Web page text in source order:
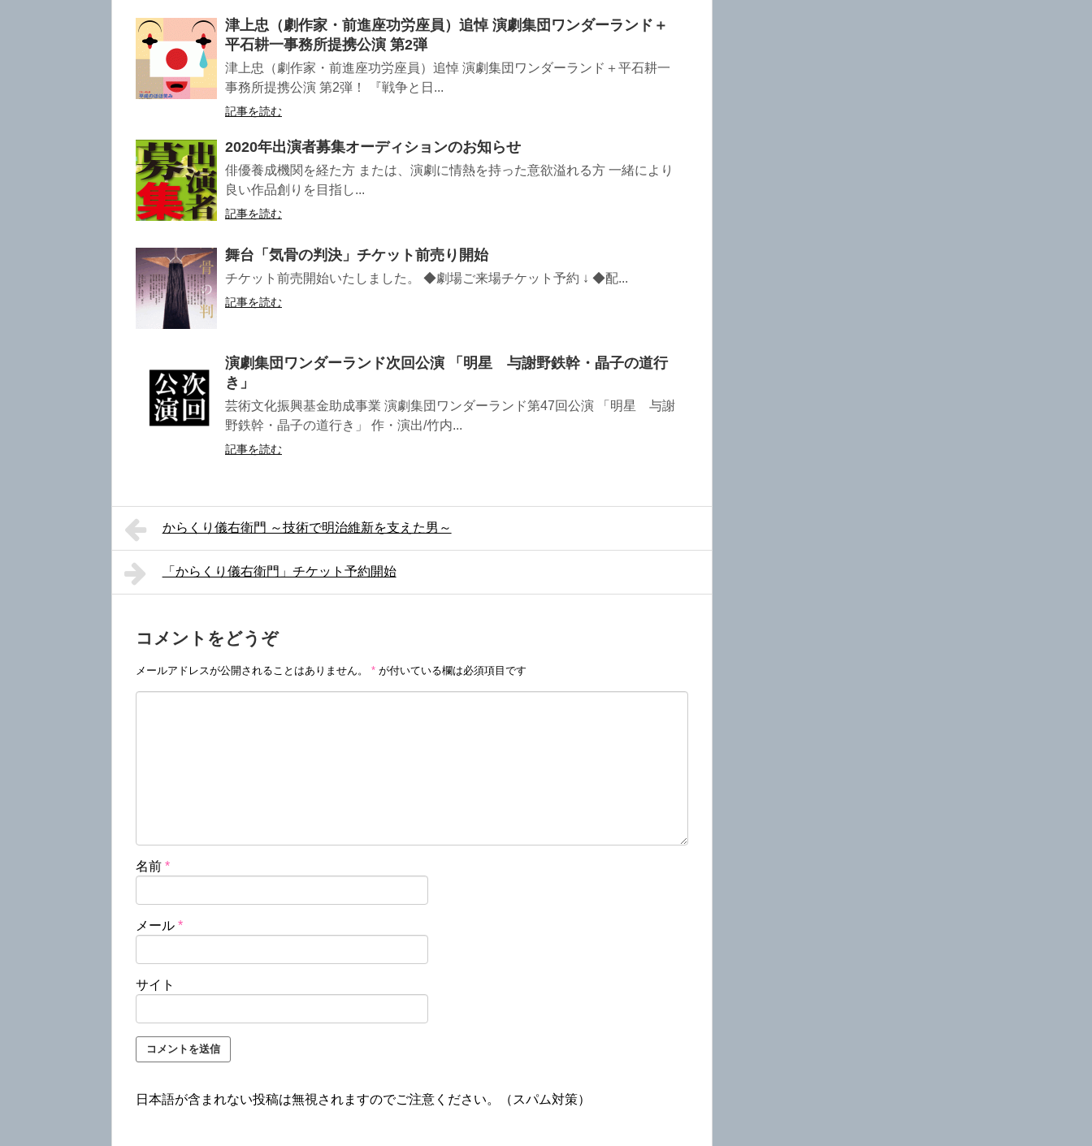
津上忠（劇作家・前進座功労座員）追悼 演劇集団ワンダーランド＋
平石耕一事務所提携公演 第2弾
津上忠（劇作家・前進座功労座員）追悼 演劇集団ワンダーランド＋平石耕一
事務所提携公演 第2弾！ 『戦争と日...
記事を読む
2020年出演者募集オーディションのお知らせ
俳優養成機関を経た方 または、演劇に情熱を持った意欲溢れる方 一緒により
良い作品創りを目指し...
記事を読む
舞台「気骨の判決」チケット前売り開始
チケット前売開始いたしました。 ◆劇場ご来場チケット予約 ↓ ◆配...
記事を読む
演劇集団ワンダーランド次回公演 「明星 与謝野鉄幹・晶子の道行
き」
芸術文化振興基金助成事業 演劇集団ワンダーランド第47回公演 「明星 与謝
野鉄幹・晶子の道行き」 作・演出/竹内...
記事を読む
からくり儀右衛門 ～技術で明治維新を支えた男～
「からくり儀右衛門」チケット予約開始
コメントをどうぞ
メールアドレスが公開されることはありません。 * が付いている欄は必須項目です
名前 *
メール *
サイト
日本語が含まれない投稿は無視されますのでご注意ください。（スパム対策）